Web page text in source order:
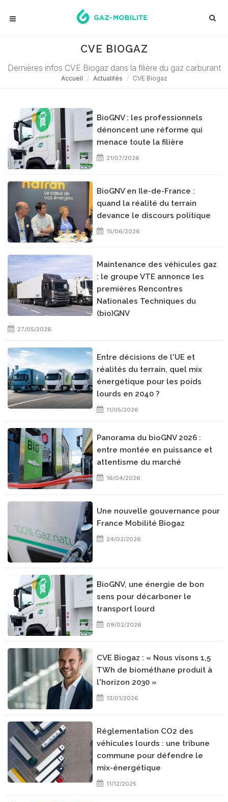
CVE BIOGAZ
Dernières infos CVE Biogaz dans la filière du gaz carburant
Accueil Actualités CVE Biogaz
BioGNV : les professionnels
dénoncent une réforme qui
menace toute la filière
21/07/2026
BioGNV en Ile-de-France :
quand la réalité du terrain
devance le discours politique
15/06/2026
Maintenance des véhicules gaz
: le groupe VTE annonce les
premières Rencontres
Nationales Techniques du
(bio)GNV
27/05/2026
Entre décisions de l'UE et
réalités du terrain, quel mix
énergétique pour les poids
lourds en 2040 ?
11/05/2026
Panorama du bioGNV 2026 :
entre montée en puissance et
attentisme du marché
16/04/2026
Une nouvelle gouvernance pour
France Mobilité Biogaz
24/02/2026
BioGNV, une énergie de bon
sens pour décarboner le
transport lourd
09/02/2026
CVE Biogaz : « Nous visons 1,5
TWh de biométhane produit à
l'horizon 2030 »
13/01/2026
Réglementation CO2 des
véhicules lourds : une tribune
commune pour défendre le
mix-énergétique
11/12/2025